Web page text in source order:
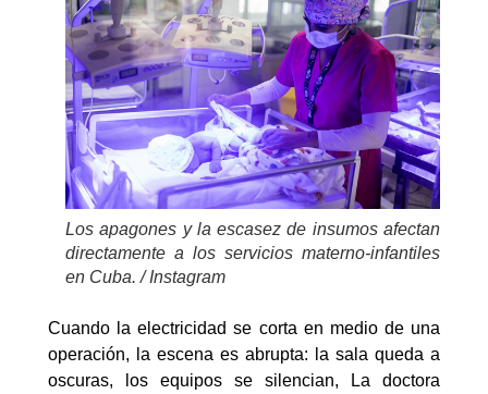
Los apagones y la escasez de insumos afectan
directamente a los servicios materno-infantiles
en Cuba. / Instagram
Cuando la electricidad se corta en medio de una
operación, la escena es abrupta: la sala queda a
oscuras, los equipos se silencian, La doctora